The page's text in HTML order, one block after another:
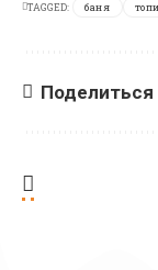
TAGGED: баня
Поделиться